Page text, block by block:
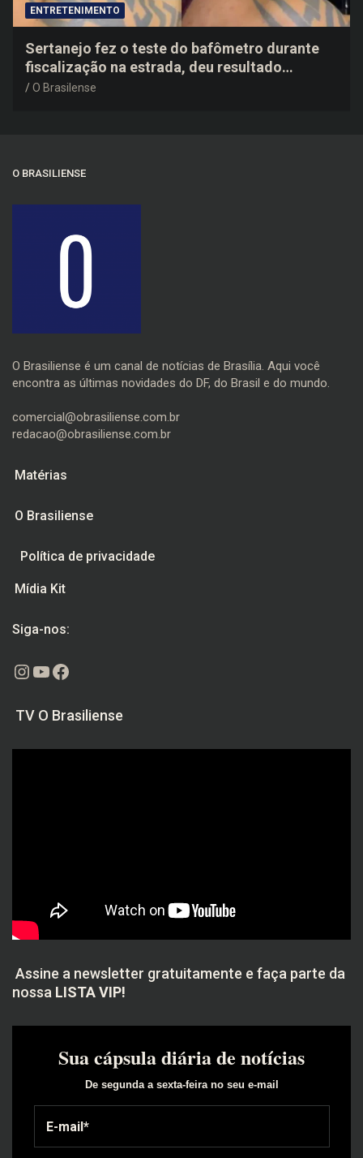
ENTRETENIMENTO
Sertanejo fez o teste do bafômetro durante
fiscalização na estrada, deu resultado
negativo e elogiou o trabalho dos agentes de
O Brasilense
O BRASILIENSE
O Brasiliense é um canal de notícias de Brasília. Aqui você
encontra as últimas novidades do DF, do Brasil e do mundo.
comercial@obrasiliense.com.br
redacao@obrasiliense.com.br
Matérias
O Brasiliense
Política de privacidade
Mídia Kit
Siga-nos:
Instagram
Youtube
Facebook
TV O Brasiliense
Assine a newsletter gratuitamente e faça parte da
nossa LISTA VIP!
Sua cápsula diária de notícias
De segunda a sexta-feira no seu e-mail